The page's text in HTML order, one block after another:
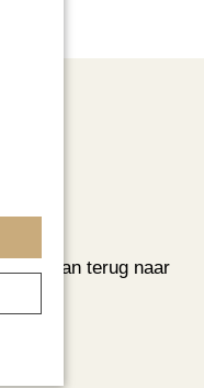
TV
terug naar